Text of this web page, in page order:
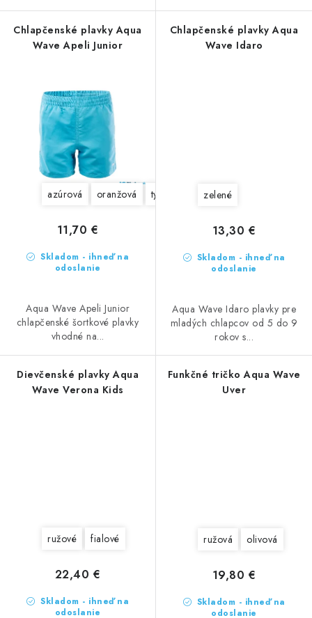
Chlapčenské plavky Aqua
Wave Apeli Junior
azúrová oranžová tyrkysové
Skladom - ihneď na
odoslanie
11,70 €
Aqua Wave Apeli Junior
chlapčenské šortkové plavky
vhodné na...
Chlapčenské plavky Aqua
Wave Idaro
zelené
Skladom - ihneď na
odoslanie
13,30 €
Aqua Wave Idaro plavky pre
mladých chlapcov od 5 do 9
rokov s...
Dievčenské plavky Aqua
Wave Verona Kids
ružové fialové
Skladom - ihneď na
odoslanie
22,40 €
Funkčné tričko Aqua Wave
Uver
ružová olivová
Skladom - ihneď na
odoslanie
19,80 €